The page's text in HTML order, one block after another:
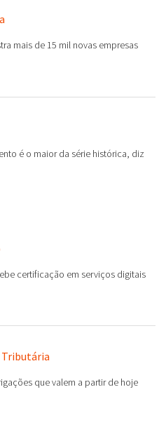
mais de 15 mil novas empresas
é o maior da série histórica, diz
certificação em serviços digitais
que valem a partir de hoje